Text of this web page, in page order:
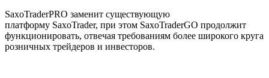
SaxoTraderPRO заменит существующую
платформу SaxoTrader, при этом SaxoTraderGO продолжит
функционировать, отвечая требованиям более широкого круга
розничных трейдеров и инвесторов.